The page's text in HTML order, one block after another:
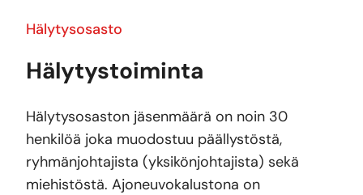
Hälytysosasto
Hälytystoiminta
Hälytysosaston jäsenmäärä on noin 30
henkilöä joka muodostuu päällystöstä,
ryhmänjohtajista (yksikönjohtajista) sekä
miehistöstä. Ajoneuvokalustona on